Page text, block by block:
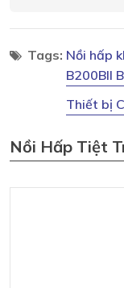
Tags: Nồi hấp
B200BII
Thiết bị
Nồi Hấp Tiệt